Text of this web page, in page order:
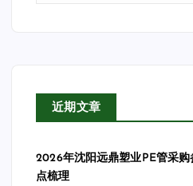
近期文章
2026年沈阳远鼎塑业PE管采
点梳理